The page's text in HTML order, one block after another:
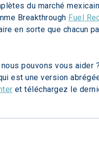
du marché
Breakthrough Fuel
en sorte que chacun
pouvons vous aider
est une version
et téléchargez le